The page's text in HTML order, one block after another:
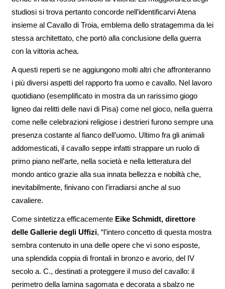
studiosi si trova pertanto concorde nell’identificarvi Atena
insieme al Cavallo di Troia, emblema dello stratagemma da lei
stessa architettato, che portò alla conclusione della guerra
con la vittoria achea.
A questi reperti se ne aggiungono molti altri che affronteranno
i più diversi aspetti del rapporto fra uomo e cavallo. Nel lavoro
quotidiano (esemplificato in mostra da un rarissimo giogo
ligneo dai relitti delle navi di Pisa) come nel gioco, nella guerra
come nelle celebrazioni religiose i destrieri furono sempre una
presenza costante al fianco dell’uomo. Ultimo fra gli animali
addomesticati, il cavallo seppe infatti strappare un ruolo di
primo piano nell’arte, nella società e nella letteratura del
mondo antico grazie alla sua innata bellezza e nobiltà che,
inevitabilmente, finivano con l’irradiarsi anche al suo
cavaliere.
Come sintetizza efficacemente Eike Schmidt, direttore
delle Gallerie degli Uffizi, “l’intero concetto di questa mostra
sembra contenuto in una delle opere che vi sono esposte,
una splendida coppia di frontali in bronzo e avorio, del IV
secolo a. C., destinati a proteggere il muso del cavallo: il
perimetro della lamina sagomata e decorata a sbalzo ne